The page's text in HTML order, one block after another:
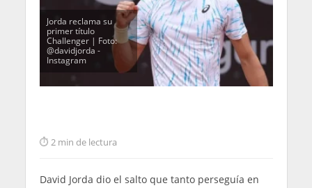
Jorda reclama su
primer título
Challenger | Foto:
@davidjorda -
Instagram
2 min de lectura
David Jorda dio el salto que tanto perseguía en